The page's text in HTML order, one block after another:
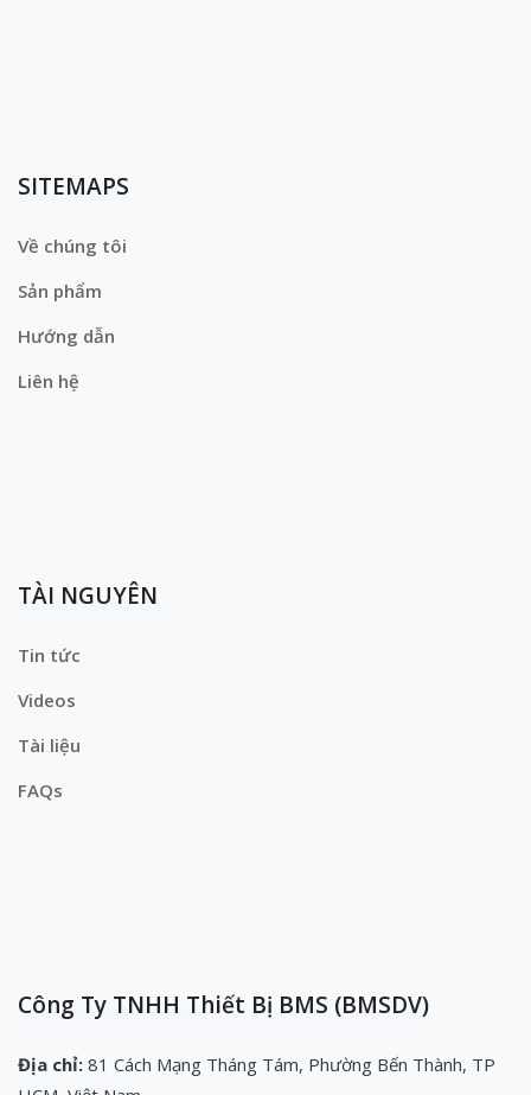
SITEMAPS
Về chúng tôi
Sản phẩm
Hướng dẫn
Liên hệ
TÀI NGUYÊN
Tin tức
Videos
Tài liệu
FAQs
Công Ty TNHH Thiết Bị BMS (BMSDV)
Địa chỉ: 81 Cách Mạng Tháng Tám, Phường Bến Thành, TP